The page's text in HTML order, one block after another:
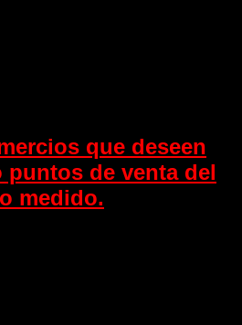
que deseen
puntos de venta del
medido.